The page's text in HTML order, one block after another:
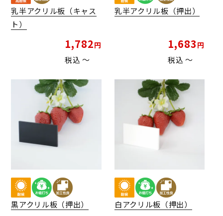
乳半アクリル板（キャス
ト）
1,782
税込 〜
乳半アクリル板（押出）
1,683
税込 〜
黒アクリル板（押出） 白アクリル板（押出）